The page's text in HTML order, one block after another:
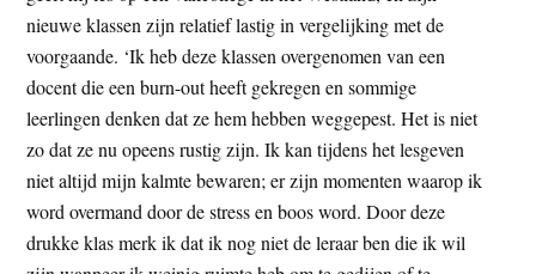
nieuwe klassen zijn relatief lastig in vergelijking met de
voorgaande. ‘Ik heb deze klassen overgenomen van een
docent die een burn-out heeft gekregen en sommige
leerlingen denken dat ze hem hebben weggepest. Het is niet
zo dat ze nu opeens rustig zijn. Ik kan tijdens het lesgeven
niet altijd mijn kalmte bewaren; er zijn momenten waarop ik
word overmand door de stress en boos word. Door deze
drukke klas merk ik dat ik nog niet de leraar ben die ik wil